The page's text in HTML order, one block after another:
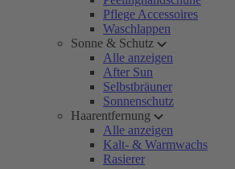
Pflege Accessoires
Waschlappen
Sonne & Schutz
Alle anzeigen
After Sun
Selbstbräuner
Sonnenschutz
Haarentfernung
Alle anzeigen
Kalt- & Warmwachs
Rasierer